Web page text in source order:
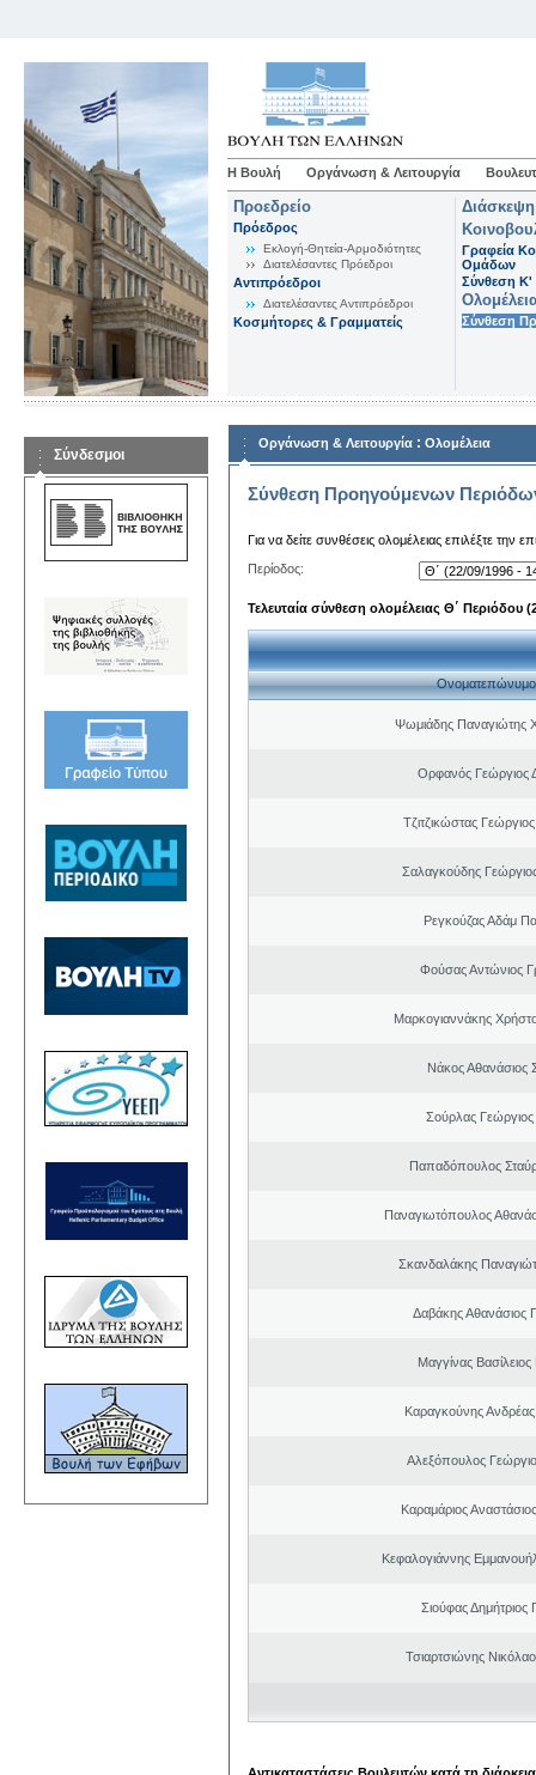
Η Βουλή Οργάνωση & Λειτουργία
Προεδρείο
Πρόεδρος
Εκλογή-Θητεία-Αρμοδιότητες
Διατελέσαντες Πρόεδροι
Αντιπρόεδροι
Διατελέσαντες Αντιπρόεδροι
Κοσμήτορες & Γραμματείς
Γραφεία
Ομάδων
Σύνθεση K'
Σύνθεση
Σύνδεσμοι
Οργάνωση & Λειτουργία : Ολομέλεια
Σύνθεση Προηγούμενων
Για να δείτε συνθέσεις ολομέλειας επιλέξτε την
Περίοδος:
Τελευταία σύνθεση ολομέλειας Θ΄ Περιόδου
Ονοματεπώνυμο
Ψωμιάδης Παναγιώτης
Ορφανός Γεώργιος
Τζιτζικώστας
Σαλαγκούδης
Ρεγκούζας Αδάμ
Φούσας Αντώνιος
Μαρκογιαννάκης
Νάκος Αθανάσιος
Σούρλας
Παπαδόπουλος
Παναγιωτόπουλος
Σκανδαλάκης
Δαβάκης Αθανάσιος
Μαγγίνας
Καραγκούνης Ανδρέας
Αλεξόπουλος
Καραμάριος
Κεφαλογιάννης
Σιούφας Δημήτριος
Τσιαρτσιώνης